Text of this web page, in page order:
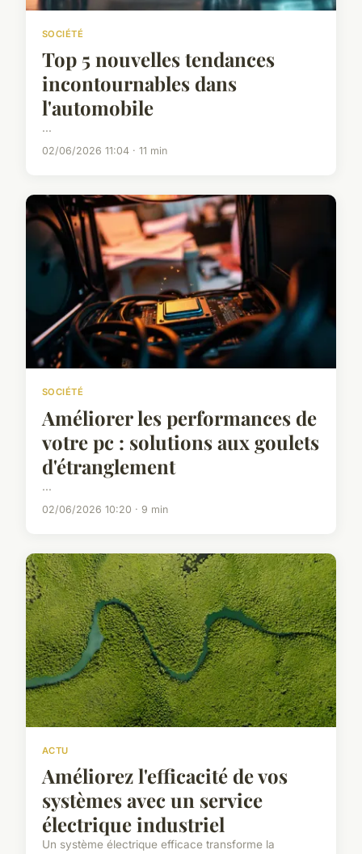
SOCIÉTÉ
Top 5 nouvelles tendances
incontournables dans
l'automobile
...
02/06/2026 11:04 · 11 min
SOCIÉTÉ
Améliorer les performances de
votre pc : solutions aux goulets
d'étranglement
...
02/06/2026 10:20 · 9 min
ACTU
Améliorez l'efficacité de vos
systèmes avec un service
électrique industriel
Un système électrique efficace transforme la